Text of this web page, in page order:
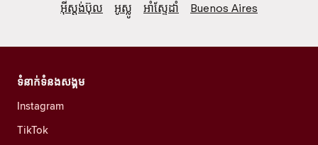
អ៊ីស្តង់ប៊ុល
អូស្លូ អាំស្ទែដាំ Buenos Aires
ទំនាក់ទំនងសង្គម
Instagram
TikTok